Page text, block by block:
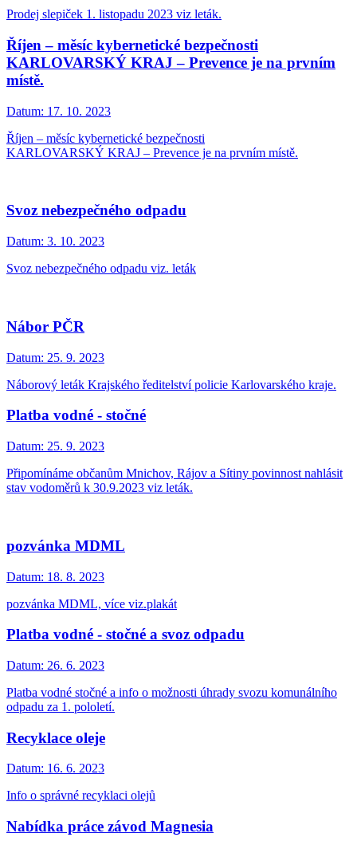
Prodej slepiček 1. listopadu 2023 viz leták.
Říjen – měsíc kybernetické bezpečnosti
KARLOVARSKÝ KRAJ – Prevence je na prvním
místě.
Datum: 17. 10. 2023
Říjen – měsíc kybernetické bezpečnosti
KARLOVARSKÝ KRAJ – Prevence je na prvním místě.
Svoz nebezpečného odpadu
Datum: 3. 10. 2023
Svoz nebezpečného odpadu viz. leták
Nábor PČR
Datum: 25. 9. 2023
Náborový leták Krajského ředitelství policie Karlovarského kraje.
Platba vodné - stočné
Datum: 25. 9. 2023
Připomínáme občanům Mnichov, Rájov a Sítiny povinnost nahlásit
stav vodoměrů k 30.9.2023 viz leták.
pozvánka MDML
Datum: 18. 8. 2023
pozvánka MDML, více viz.plakát
Platba vodné - stočné a svoz odpadu
Datum: 26. 6. 2023
Platba vodné stočné a info o možnosti úhrady svozu komunálního
odpadu za 1. pololetí.
Recyklace oleje
Datum: 16. 6. 2023
Info o správné recyklaci olejů
Nabídka práce závod Magnesia